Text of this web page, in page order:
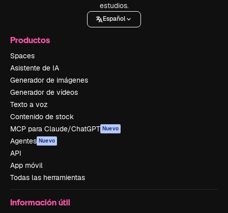
estudios.
Español
Productos
Spaces
Asistente de IA
Generador de imágenes
Generador de vídeos
Texto a voz
Contenido de stock
MCP para Claude/ChatGPT Nuevo
Agentes Nuevo
API
App móvil
Todas las herramientas
Información útil